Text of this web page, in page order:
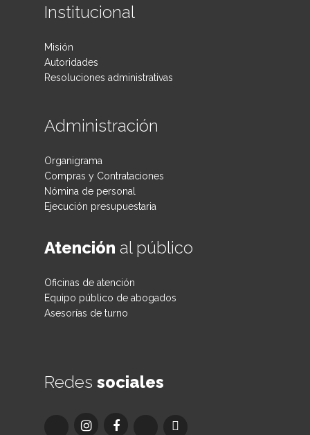
Institucional
Misión
Autoridades
Resoluciones administrativas
Administración
Organigrama
Compras y Contrataciones
Nómina de personal
Ejecución presupuestaria
Atención al público
Oficinas de atención
Equipo público de abogados
Asesorías de turno
Redes sociales